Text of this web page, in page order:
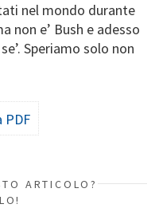
nel mondo durante
non e’ Bush e adesso
Speriamo solo non
PDF
ARTICOLO?